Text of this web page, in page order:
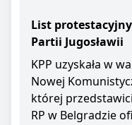
List
Partii Jugosławii
KPP uzyskała w
Nowej
której
RP w Belgradzie